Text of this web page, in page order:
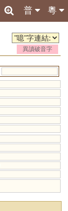
粵
普
異讀破音字